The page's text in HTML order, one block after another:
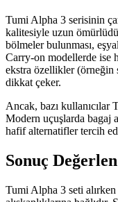
Tumi Alpha 3 serisinin
kalitesiyle uzun
bölmeler bulunması,
Carry-on modellerde ise
ekstra özellikler (örneğin
dikkat çeker.
Ancak, bazı kullanıcılar
Modern uçuşlarda bagaj
hafif alternatifler tercih
Sonuç
Tumi Alpha 3 seti